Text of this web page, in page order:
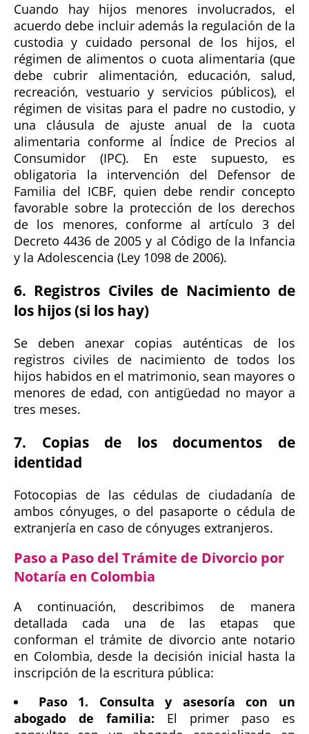
Cuando hay hijos menores involucrados, el
acuerdo debe incluir además la regulación de la
custodia y cuidado personal de los hijos, el
régimen de alimentos o cuota alimentaria (que
debe cubrir alimentación, educación, salud,
recreación, vestuario y servicios públicos), el
régimen de visitas para el padre no custodio, y
una cláusula de ajuste anual de la cuota
alimentaria conforme al Índice de Precios al
Consumidor (IPC). En este supuesto, es
obligatoria la intervención del Defensor de
Familia del ICBF, quien debe rendir concepto
favorable sobre la protección de los derechos
de los menores, conforme al artículo 3 del
Decreto 4436 de 2005 y al Código de la Infancia
y la Adolescencia (Ley 1098 de 2006).
6. Registros Civiles de Nacimiento de
los hijos (si los hay)
Se deben anexar copias auténticas de los
registros civiles de nacimiento de todos los
hijos habidos en el matrimonio, sean mayores o
menores de edad, con antigüedad no mayor a
tres meses.
7. Copias de los documentos de
identidad
Fotocopias de las cédulas de ciudadanía de
ambos cónyuges, o del pasaporte o cédula de
extranjería en caso de cónyuges extranjeros.
Paso a Paso del Trámite de Divorcio por
Notaría en Colombia
A continuación, describimos de manera
detallada cada una de las etapas que
conforman el trámite de divorcio ante notario
en Colombia, desde la decisión inicial hasta la
inscripción de la escritura pública:
Paso 1. Consulta y asesoría con un
abogado de familia: El primer paso es